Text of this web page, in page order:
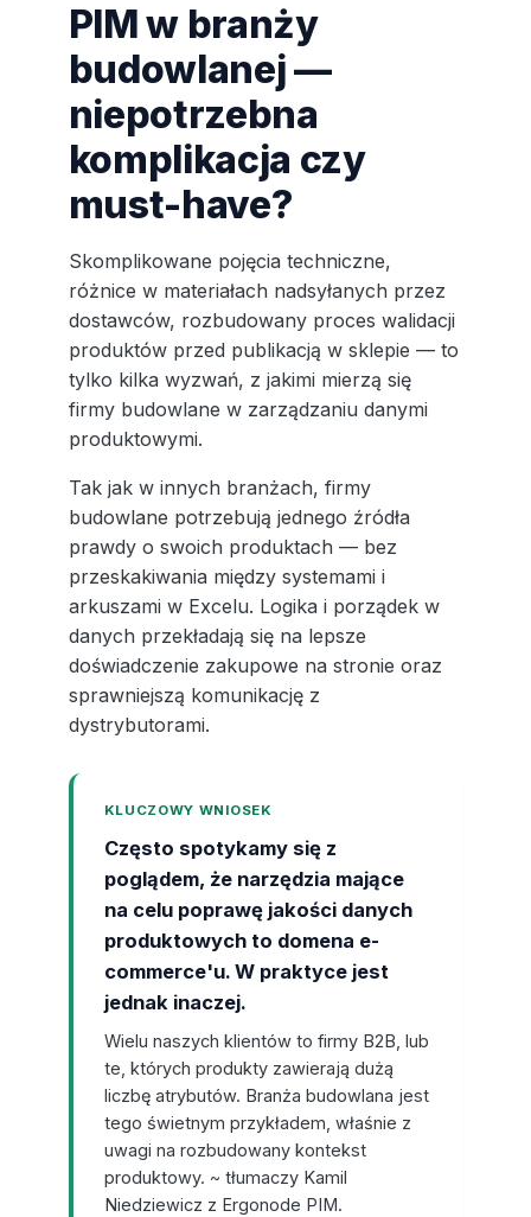
PIM w branży
budowlanej —
niepotrzebna
komplikacja czy
must-have?
Skomplikowane pojęcia techniczne,
różnice w materiałach nadsyłanych przez
dostawców, rozbudowany proces walidacji
produktów przed publikacją w sklepie — to
tylko kilka wyzwań, z jakimi mierzą się
firmy budowlane w zarządzaniu danymi
produktowymi.
Tak jak w innych branżach, firmy
budowlane potrzebują jednego źródła
prawdy o swoich produktach — bez
przeskakiwania między systemami i
arkuszami w Excelu. Logika i porządek w
danych przekładają się na lepsze
doświadczenie zakupowe na stronie oraz
sprawniejszą komunikację z
dystrybutorami.
KLUCZOWY WNIOSEK
Często spotykamy się z
poglądem, że narzędzia mające
na celu poprawę jakości danych
produktowych to domena e-
commerce'u. W praktyce jest
jednak inaczej.
Wielu naszych klientów to firmy B2B, lub
te, których produkty zawierają dużą
liczbę atrybutów. Branża budowlana jest
tego świetnym przykładem, właśnie z
uwagi na rozbudowany kontekst
produktowy. ~ tłumaczy Kamil
Niedziewicz z Ergonode PIM.